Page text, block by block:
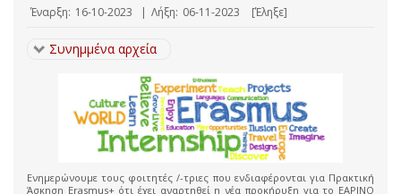
Έναρξη: 16-10-2023 | Λήξη: 06-11-2023 [Έληξε]
Συνημμένα αρχεία
Ενημερώνουμε τους φοιτητές /-τριες που ενδιαφέρονται για Πρακτική
Άσκηση Erasmus+ ότι έχει αναρτηθεί η νέα προκήρυξη για το ΕΑΡΙΝΟ